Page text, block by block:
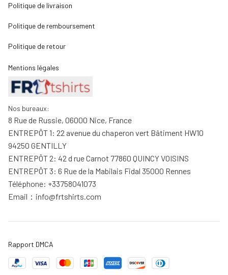
Politique de livraison
Politique de remboursement
Politique de retour
Mentions légales
Nos bureaux:
8 Rue de Russie, 06000 Nice, France
ENTREPÔT 1: 22 avenue du chaperon vert Bâtiment HW10
94250 GENTILLY
ENTREPÔT 2: 42 d rue Carnot 77860 QUINCY VOISINS
ENTREPÔT 3: 6 Rue de la Mabilais Fidal 35000 Rennes
Téléphone: +33758041073
Email： info@frtshirts.com
Rapport DMCA